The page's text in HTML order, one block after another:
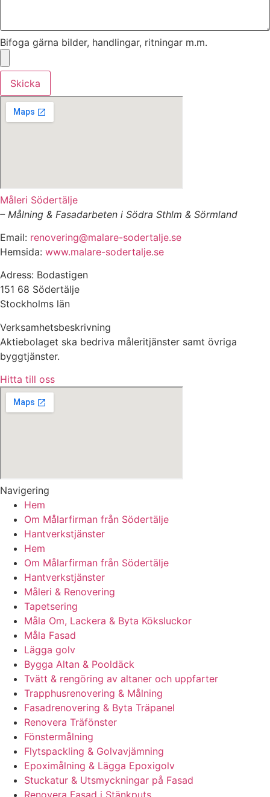
Bifoga gärna bilder, handlingar, ritningar m.m.
Skicka
Måleri Södertälje
– Målning & Fasadarbeten i Södra Sthlm & Sörmland
Email: renovering@malare-sodertalje.se
Hemsida: www.malare-sodertalje.se
Adress: Bodastigen
151 68 Södertälje
Stockholms län
Verksamhetsbeskrivning
Aktiebolaget ska bedriva måleritjänster samt övriga
byggtjänster.
Hitta till oss
Navigering
Hem
Om Målarfirman från Södertälje
Hantverkstjänster
Hem
Om Målarfirman från Södertälje
Hantverkstjänster
Måleri & Renovering
Tapetsering
Måla Om, Lackera & Byta Köksluckor
Måla Fasad
Lägga golv
Bygga Altan & Pooldäck
Tvätt & rengöring av altaner och uppfarter
Trapphusrenovering & Målning
Fasadrenovering & Byta Träpanel
Renovera Träfönster
Fönstermålning
Flytspackling & Golvavjämning
Epoximålning & Lägga Epoxigolv
Stuckatur & Utsmyckningar på Fasad